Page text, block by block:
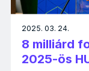
2025. 03. 24.
8 milliárd
2025-ös